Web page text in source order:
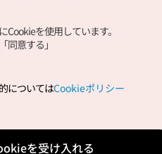
All Rights
を使用しています。
同意する」
についてはCookieポリシー
を受け入れる